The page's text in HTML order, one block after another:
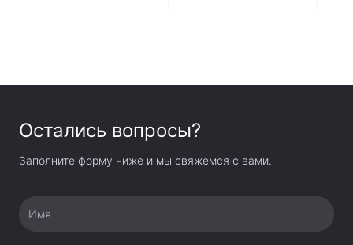
Остались вопросы?
Заполните форму ниже и мы свяжемся с вами.
Имя